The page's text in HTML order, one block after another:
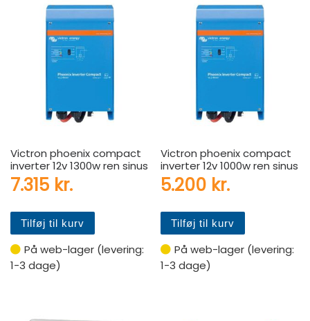
Victron phoenix compact
inverter 12v 1300w ren sinus
7.315 kr.
Tilføj til kurv
På web-lager (levering:
1-3 dage)
Victron phoenix compact
inverter 12v 1000w ren sinus
5.200 kr.
Tilføj til kurv
På web-lager (levering:
1-3 dage)